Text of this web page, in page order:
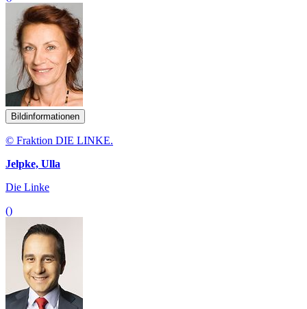
Bildinformationen
© Fraktion DIE LINKE.
Jelpke, Ulla
Die Linke
()